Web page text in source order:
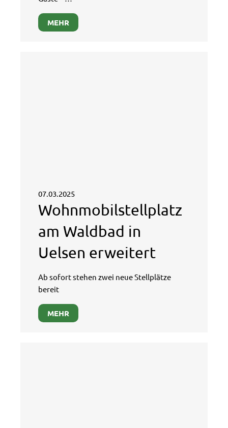
MEHR
07.03.2025
Wohnmobilstellplatz
am Waldbad in
Uelsen erweitert
Ab sofort stehen zwei neue Stellplätze
bereit
MEHR